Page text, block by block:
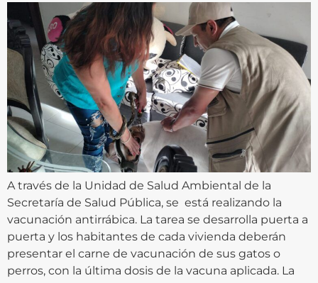
A través de la Unidad de Salud Ambiental de la
Secretaría de Salud Pública, se está realizando la
vacunación antirrábica. La tarea se desarrolla puerta a
puerta y los habitantes de cada vivienda deberán
presentar el carne de vacunación de sus gatos o
perros, con la última dosis de la vacuna aplicada. La